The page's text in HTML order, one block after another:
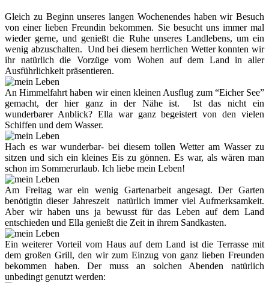
Gleich zu Beginn unseres langen Wochenendes haben wir Besuch
von einer lieben Freundin bekommen. Sie besucht uns immer mal
wieder gerne, und genießt die Ruhe unseres Landlebens, um ein
wenig abzuschalten. Und bei diesem herrlichen Wetter konnten wir
ihr natürlich die Vorzüge vom Wohen auf dem Land in aller
Ausführlichkeit präsentieren.
An Himmelfahrt haben wir einen kleinen Ausflug zum “Eicher See”
gemacht, der hier ganz in der Nähe ist. Ist das nicht ein
wunderbarer Anblick? Ella war ganz begeistert von den vielen
Schiffen und dem Wasser.
Hach es war wunderbar- bei diesem tollen Wetter am Wasser zu
sitzen und sich ein kleines Eis zu gönnen. Es war, als wären man
schon im Sommerurlaub. Ich liebe mein Leben!
Am Freitag war ein wenig Gartenarbeit angesagt. Der Garten
benötigtin dieser Jahreszeit natürlich immer viel Aufmerksamkeit.
Aber wir haben uns ja bewusst für das Leben auf dem Land
entschieden und Ella genießt die Zeit in ihrem Sandkasten.
Ein weiterer Vorteil vom Haus auf dem Land ist die Terrasse mit
dem großen Grill, den wir zum Einzug von ganz lieben Freunden
bekommen haben. Der muss an solchen Abenden natürlich
unbedingt genutzt werden: